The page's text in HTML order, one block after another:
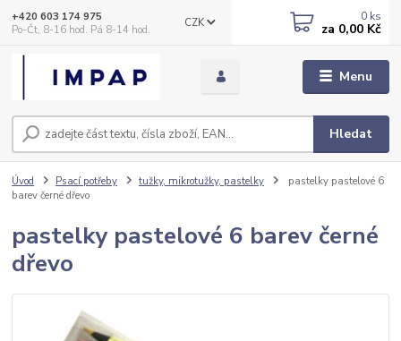
Menu
CZK
Hledat
+420 603 174 975
Po-Čt, 8-16 hod. Pá 8-14 hod.
0 ks
za 0,00 Kč
Úvod Psací potřeby tužky, mikrotužky, pastelky
pastelky pastelové 6
barev černé dřevo
pastelky pastelové 6 barev černé
dřevo